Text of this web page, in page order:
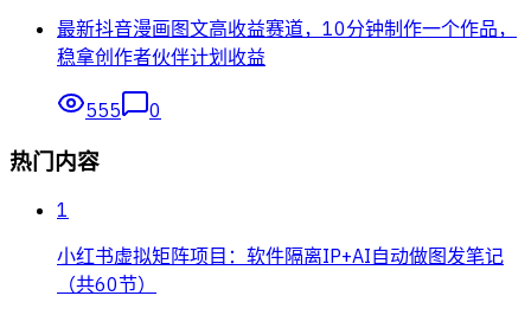
最新抖音漫画图文高收益赛道，10分钟制作一个作品，
稳拿创作者伙伴计划收益
555 0
热门内容
1
小红书虚拟矩阵项目：软件隔离IP+AI自动做图发笔记
（共60节）